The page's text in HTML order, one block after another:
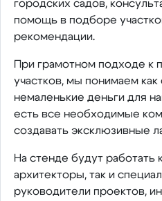
городских садов,
помощь в подборе
рекомендации.
При грамотном подходе к
участков, мы понимаем как
немаленькие деньги для
есть все необходимые
создавать эксклюзивные
На стенде будут работать
архитекторы, так и
руководители проектов,